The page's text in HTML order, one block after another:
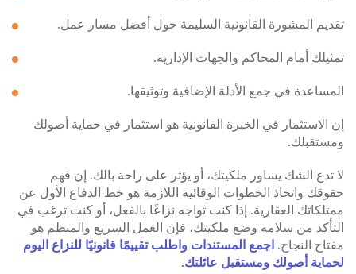
تقديم المشورة القانونية السليمة حول أفضل مسار عمل.
تمثيلك أمام المحاكم والجهات الإدارية.
المساعدة في جمع الأدلة الإضافية وتوثيقها.
إن الاستثمار في الخبرة القانونية هو استثمار في حماية أصولك
ومستقبلك.
لا تدع الشك يساور ملكيتك، أو يؤثر على راحة بالك. إن فهم
حقوقك واتخاذ الخطوات الوقائية اللازمة هو خط الدفاع الأول عن
ممتلكاتك العقارية. إذا كنت تواجه نزاعًا بالفعل، أو كنت ترغب في
التأكد من سلامة وضع ملكيتك، فإن العمل السريع والمنظم هو
مفتاح النجاح. اجمع المستندات واطلب تقييمًا قانونيًا للنزاع اليوم
لحماية أصولك ومستقبل عائلتك.